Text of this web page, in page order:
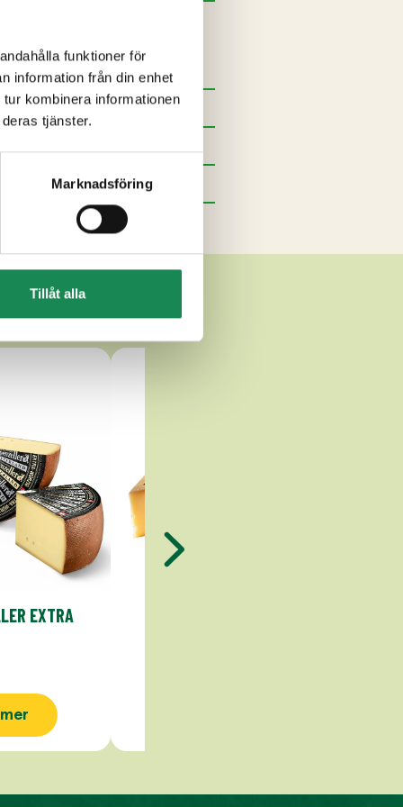
funktioner för
information från din enhet
kombinera informationen
tjänster.
Marknadsföring
Tillåt alla
EXTRA